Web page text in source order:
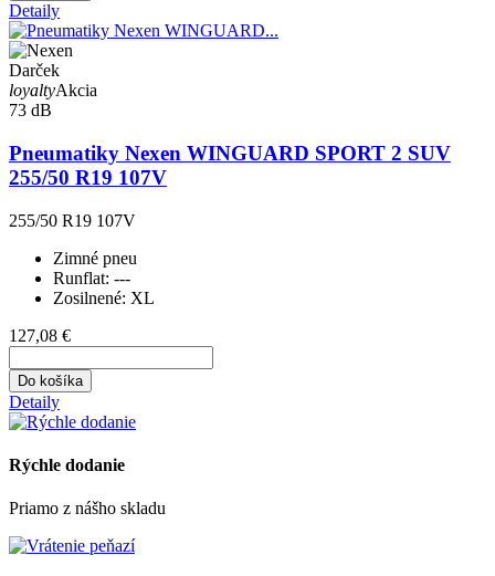
Detaily
Darček
loyaltyAkcia
73 dB
Pneumatiky Nexen WINGUARD SPORT 2 SUV
255/50 R19 107V
255/50 R19 107V
Zimné pneu
Runflat: ---
Zosilnené: XL
127,08 €
Do košíka
Detaily
Rýchle dodanie
Priamo z nášho skladu